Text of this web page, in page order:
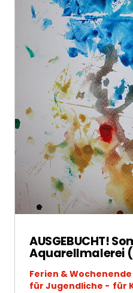
AUSGEBUCHT!
Aquarellmalerei
Ferien & Wochenende
für Jugendliche
für